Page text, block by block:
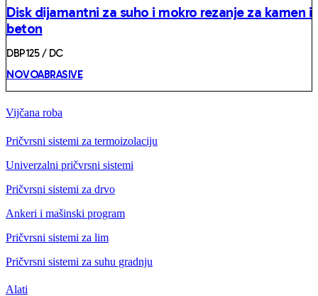
Disk dijamantni za suho i mokro rezanje za kamen i
beton
DBP125 / DC
NOVOABRASIVE
Vijčana roba
Pričvrsni sistemi za termoizolaciju
Univerzalni pričvrsni sistemi
Pričvrsni sistemi za drvo
Ankeri i mašinski program
Pričvrsni sistemi za lim
Pričvrsni sistemi za suhu gradnju
Alati